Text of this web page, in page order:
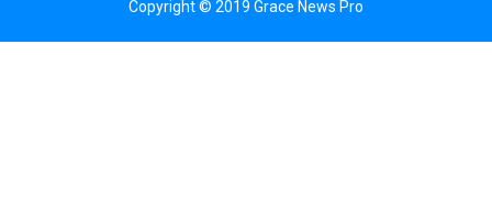
Copyright © 2019 Grace News Pro